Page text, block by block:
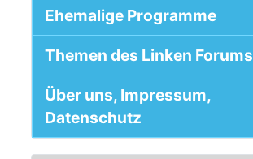
Ehemalige Programme
Themen des Linken Forums
Über uns, Impressum,
Datenschutz